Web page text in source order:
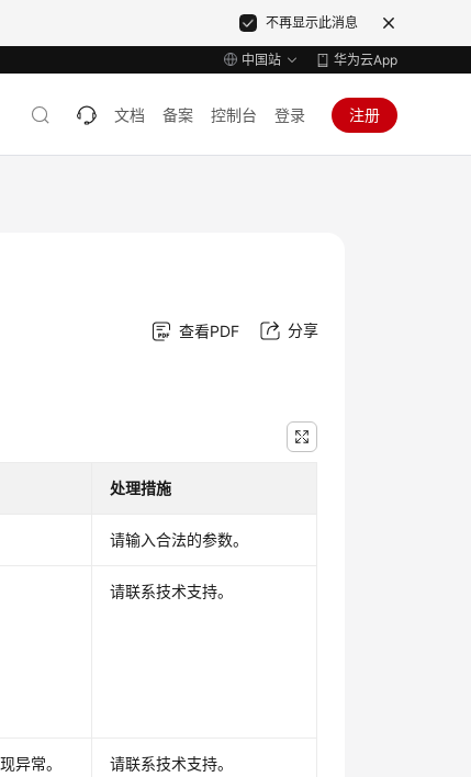
不再显示此消息
中国站 华为云App
文档 备案 控制台 登录 注册
查看PDF 分享
处理措施
请输入合法的参数。
请联系技术支持。
异常。 请联系技术支持。